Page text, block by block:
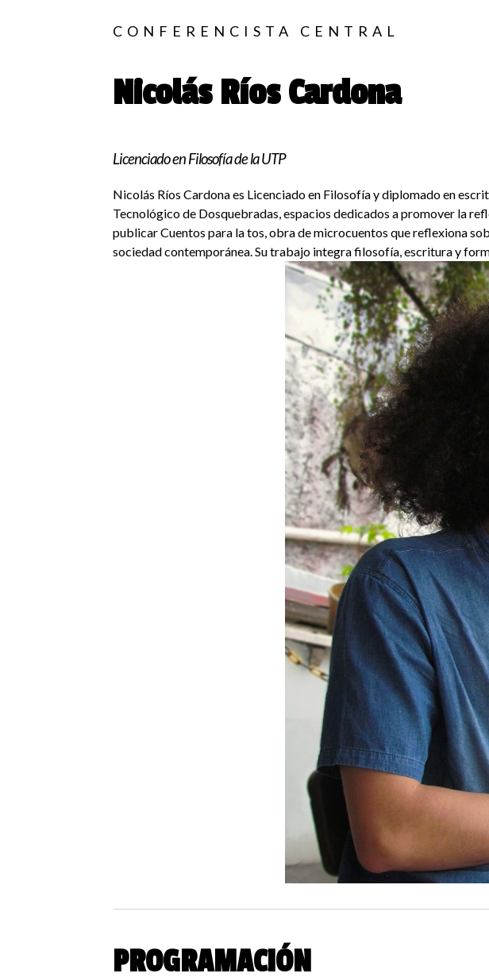
CONFERENCISTA CENTRAL
Nicolás Ríos Cardona
Licenciado en Filosofía de la UTP
Nicolás Ríos Cardona es Licenciado en Filosofía y diplomado en
Tecnológico de Dosquebradas, espacios dedicados a promover la
publicar Cuentos para la tos, obra de microcuentos que reflexiona
sociedad contemporánea. Su trabajo integra filosofía, escritura y
PROGRAMACIÓN